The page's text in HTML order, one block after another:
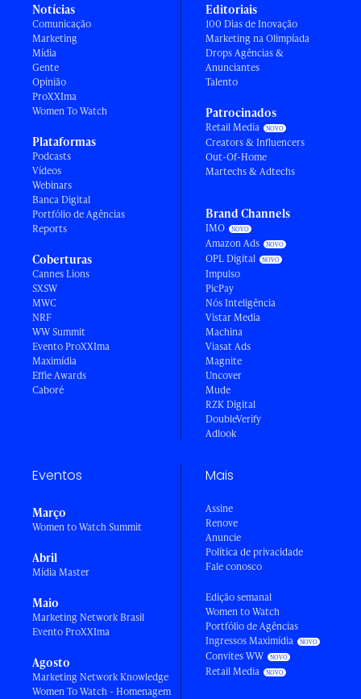
Notícias
Comunicação
Marketing
Mídia
Gente
Opinião
ProXXIma
Women To Watch
Plataformas
Podcasts
Vídeos
Webinars
Banca Digital
Portfólio de Agências
Reports
Coberturas
Cannes Lions
SXSW
MWC
NRF
WW Summit
Evento ProXXIma
Maximídia
Effie Awards
Caboré
Editoriais
100 Dias de Inovação
Marketing na Olimpíada
Drops Agências &
Anunciantes
Talento
Patrocinados
Retail Media
Creators & Influencers
Out-Of-Home
Martechs & Adtechs
Brand Channels
IMO
Amazon Ads
OPL Digital
Impulso
PicPay
Nós Inteligência
Vistar Media
Machina
Viasat Ads
Magnite
Uncover
Mude
RZK Digital
DoubleVerify
Adlook
Eventos
Março
Women to Watch Summit
Abril
Mídia Master
Maio
Marketing Network Brasil
Evento ProXXIma
Agosto
Marketing Network Knowledge
Women To Watch - Homenagem
Mais
Assine
Renove
Anuncie
Política de privacidade
Fale conosco
Edição semanal
Women to Watch
Portfólio de Agências
Ingressos Maximídia
Convites WW
Retail Media